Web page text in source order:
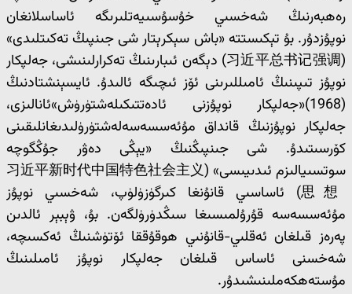
رەھبەرنىڭ شەخسىي خۇسۇسىيەتلىرىگە ئاساسلانغان
نوپۇزدۇر. بۇ تېكىستتە «باش سېكرېتار شى جىنپىڭ تەكىتلىدى»
(习近平总书记强调) دېگەن ئىبارىنىڭ تەكرارلىنىشى، جەلپكار
نوپۇز تىپىنىڭ ئامىللىرىنى ئۆز ئىچىگە ئالىدۇ. ئايسېنشتادنىڭ
(1968)«جەلپكار نوپۇزنى ئادەتتىكىلەشتۈرۈش»ئانالىزى،
جەلپكار نوپۇزنىڭ قانداق مۇئەسسەسەلەشتۈرۈلىدىغانلىقىنى
كۆرسىتىدۇ. شى جىنپىڭنىڭ «يېڭى دەۋر جۇڭگوچە
سوتسىيالىزم ئىدىيىسى» (习近平新时代中国特色社会主义
思想) ئاساسىي قانۇنغا كىرگۈزۈلۈپ، شەخسىي نوپۇز
مۇئەسسەسە قۇرۇلمىسىغا سىڭدۈرۈلگەن. بۇ، ۋېبېر ئالدىن
پەرەز قىلغان ئەقلىي-قانۇنىي ھوقۇققا ئۆتۈشنىڭ ئەكسىچە،
شەخسنى ئاساس قىلغان جەلپكار نوپۇز ئامىلىنىڭ
مۇستەھكەملىنىشىدۇر.